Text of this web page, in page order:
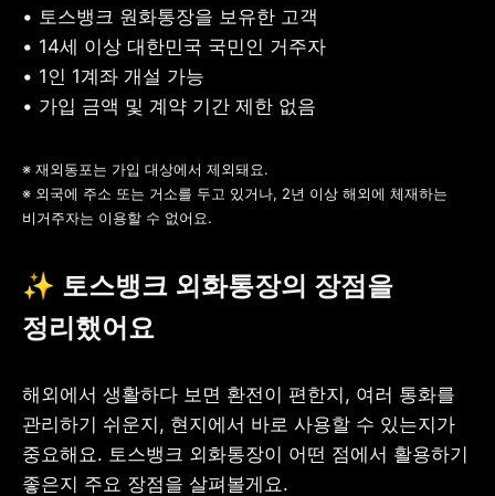
• 토스뱅크 원화통장을 보유한 고객
• 14세 이상 대한민국 국민인 거주자
• 1인 1계좌 개설 가능
• 가입 금액 및 계약 기간 제한 없음
※ 재외동포는 가입 대상에서 제외돼요.
※ 외국에 주소 또는 거소를 두고 있거나, 2년 이상 해외에 체재하는
비거주자는 이용할 수 없어요.
✨ 토스뱅크 외화통장의 장점을
정리했어요
해외에서 생활하다 보면 환전이 편한지, 여러 통화를
관리하기 쉬운지, 현지에서 바로 사용할 수 있는지가
중요해요. 토스뱅크 외화통장이 어떤 점에서 활용하기
좋은지 주요 장점을 살펴볼게요.